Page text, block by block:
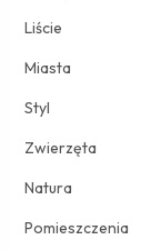
Liście
Miasta
Styl
Zwierzęta
Natura
Pomieszczenia